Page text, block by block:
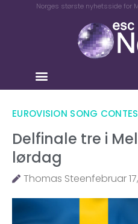
Norges største nyhetsside for
EUROVISION SONG
Delfinale tre i
lørdag
Thomas Steenfebruar